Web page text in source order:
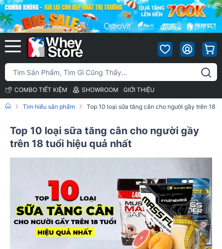
COMBO TIẾT KIỆM SHOWROOM GIỚI THIỆU
Tìm hiểu sản phẩm Top 10 loại sữa tăng cân cho người gầy trên 18
Top 10 loại sữa tăng cân cho người gầy
trên 18 tuổi hiệu quả nhất